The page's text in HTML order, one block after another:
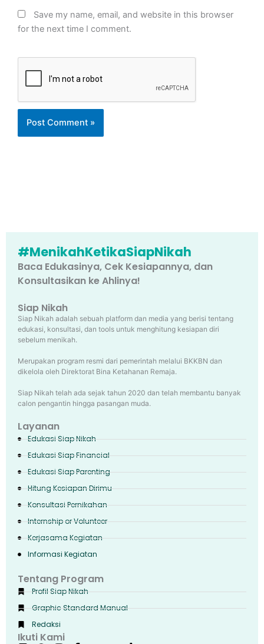
Save my name, email, and website in this browser
for the next time I comment.
#MenikahKetikaSiapNikah
Baca Edukasinya, Cek Kesiapannya, dan
Konsultasikan ke Ahlinya!
Siap Nikah
Siap Nikah adalah sebuah platform dan media yang berisi tentang
edukasi, konsultasi, dan tools untuk menghitung kesiapan diri
sebelum menikah.
Merupakan program resmi dari pemerintah melalui BKKBN dan
dikelola oleh Direktorat Bina Ketahanan Remaja.
Siap Nikah telah ada sejak tahun 2020 dan telah membantu banyak
calon pengantin hingga pasangan muda.
Layanan
Edukasi Siap Nikah
Edukasi Siap Financial
Edukasi Siap Parenting
Hitung Kesiapan Dirimu
Konsultasi Pernikahan
Internship or Volunteer
Kerjasama Kegiatan
Informasi Kegiatan
Tentang Program
Profil Siap Nikah
Graphic Standard Manual
Redaksi
Ikuti Kami